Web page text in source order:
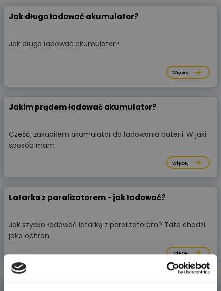
Jak długo ładować akumulator?
Jak długo ładować akumulator?
Więcej
Jakim prądem ładować akumulator?
Cześć, zakupiłem akumulator do ładowania baterii. W jaki
sposób mam
Więcej
Latarka z paralizatorem - jak ładować?
Jak szybko ładować latarkę z paralizatorem? Tato chodzi
jako ochron
Więcej